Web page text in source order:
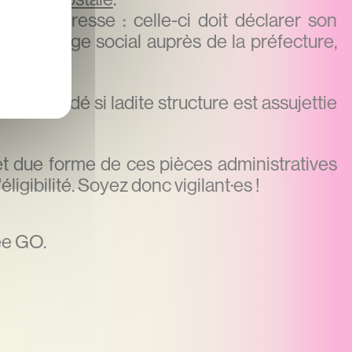
d'adresse : celle-ci doit déclarer son
de siège social auprès de la préfecture,
demandé si ladite structure est assujettie
due forme de ces pièces administratives
Soyez donc vigilant·es !
GO.